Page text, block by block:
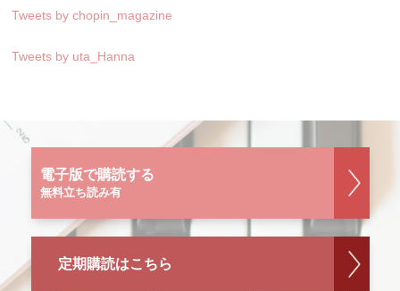
Tweets by chopin_magazine
Tweets by uta_Hanna
電子版で購読する
無料立ち読み有
定期購読はこちら